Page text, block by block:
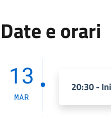
Date e orari
13
MAR
20:30 -